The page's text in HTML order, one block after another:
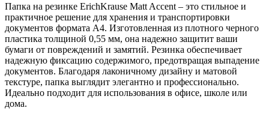
Папка на резинке ErichKrause Matt Accent – это стильное и
практичное решение для хранения и транспортировки
документов формата А4. Изготовленная из плотного черного
пластика толщиной 0,55 мм, она надежно защитит ваши
бумаги от повреждений и замятий. Резинка обеспечивает
надежную фиксацию содержимого, предотвращая выпадение
документов. Благодаря лаконичному дизайну и матовой
текстуре, папка выглядит элегантно и профессионально.
Идеально подходит для использования в офисе, школе или
дома.